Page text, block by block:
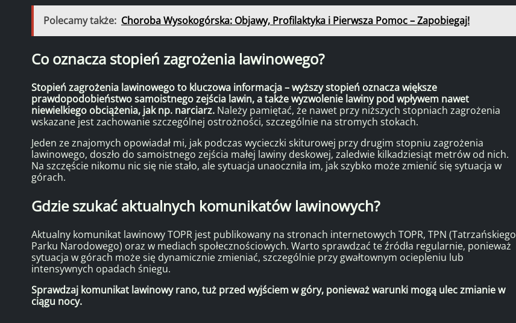
Polecamy także: Choroba Wysokogórska: Objawy, Profilaktyka i Pierwsza Pomoc – Zapobiegaj!
Co oznacza stopień zagrożenia lawinowego?
Stopień zagrożenia lawinowego to kluczowa informacja – wyższy stopień oznacza większe
prawdopodobieństwo samoistnego zejścia lawin, a także wyzwolenie lawiny pod wpływem nawet
niewielkiego obciążenia, jak np. narciarz. Należy pamiętać, że nawet przy niższych stopniach zagrożenia
wskazane jest zachowanie szczególnej ostrożności, szczególnie na stromych stokach.
Jeden ze znajomych opowiadał mi, jak podczas wycieczki skiturowej przy drugim stopniu zagrożenia
lawinowego, doszło do samoistnego zejścia małej lawiny deskowej, zaledwie kilkadziesiąt metrów od nich.
Na szczęście nikomu nic się nie stało, ale sytuacja unaoczniła im, jak szybko może zmienić się sytuacja w
górach.
Gdzie szukać aktualnych komunikatów lawinowych?
Aktualny komunikat lawinowy TOPR jest publikowany na stronach internetowych TOPR, TPN (Tatrzańskiego
Parku Narodowego) oraz w mediach społecznościowych. Warto sprawdzać te źródła regularnie, ponieważ
sytuacja w górach może się dynamicznie zmieniać, szczególnie przy gwałtownym ociepleniu lub
intensywnych opadach śniegu.
Sprawdzaj komunikat lawinowy rano, tuż przed wyjściem w góry, ponieważ warunki mogą ulec zmianie w
ciągu nocy.